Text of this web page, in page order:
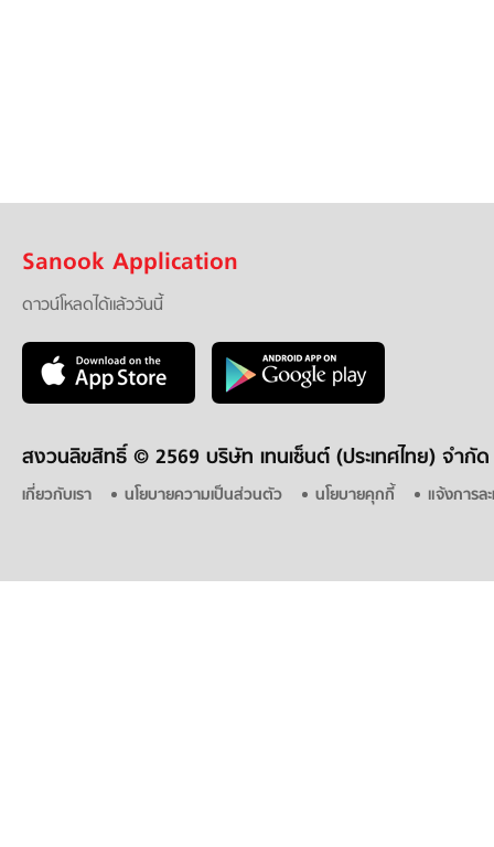
Sanook Application
ดาวน์โหลดได้แล้ววันนี้
สงวนลิขสิทธิ์ © 2569 บริษัท เทนเซ็นต์ (ประเทศไทย) จำกัด
เกี่ยวกับเรา นโยบายความเป็นส่วนตัว นโยบายคุกกี้ แจ้งการล